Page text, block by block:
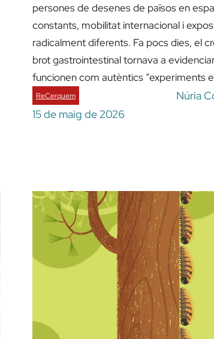
persones de desenes de països en
constants, mobilitat internacional i
radicalment diferents. Fa pocs dies, el
brot gastrointestinal tornava a
funcionen com autèntics “experiments
ReCerquem
Núria
15 de maig de 2026